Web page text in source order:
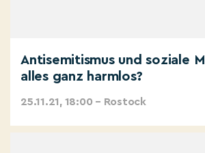
Antisemitismus und soziale
alles ganz harmlos?
25.11.21, 18:00 – Rostock